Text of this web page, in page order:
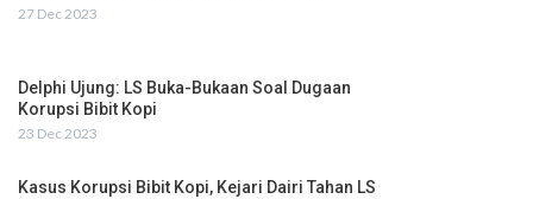
27 Dec 2023
Delphi Ujung: LS Buka-Bukaan Soal Dugaan
Korupsi Bibit Kopi
23 Dec 2023
Kasus Korupsi Bibit Kopi, Kejari Dairi Tahan LS